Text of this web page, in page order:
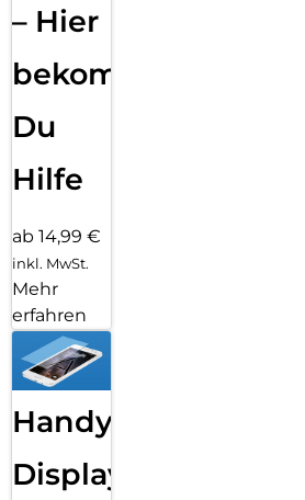
– Hier
bekommst
Du
Hilfe
ab 14,99 €
inkl. MwSt.
Mehr
erfahren
Handy
Displayfolie